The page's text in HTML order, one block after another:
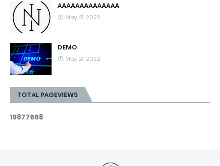
AAAAAAAAAAAAAA
May 21, 2022
DEMO
May 21, 2022
TOTAL PAGEVIEWS
19877668